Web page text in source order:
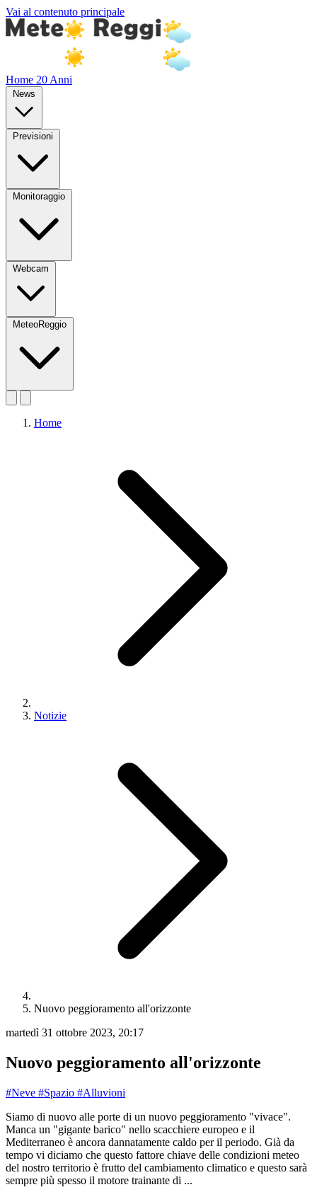
Vai al contenuto principale
Home 20 Anni
News
Previsioni
Monitoraggio
Webcam
MeteoReggio
Home
Notizie
Nuovo peggioramento all'orizzonte
martedì 31 ottobre 2023, 20:17
Nuovo peggioramento all'orizzonte
#Neve #Spazio #Alluvioni
Siamo di nuovo alle porte di un nuovo peggioramento "vivace".
Manca un "gigante barico" nello scacchiere europeo e il
Mediterraneo è ancora dannatamente caldo per il periodo. Già da
tempo vi diciamo che questo fattore chiave delle condizioni meteo
del nostro territorio è frutto del cambiamento climatico e questo sarà
sempre più spesso il motore trainante di ...